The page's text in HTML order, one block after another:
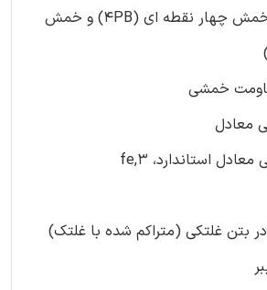
۱ ۳ مقاومت تحت خمش چهار نقطه ای (۴PB) و خمش